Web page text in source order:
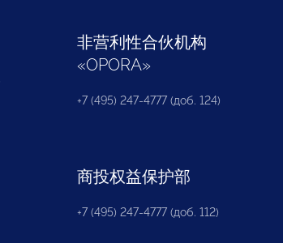
非营利性合伙机构
«OPORA»
+7 (495) 247-4777 (доб. 124)
商投权益保护部
+7 (495) 247-4777 (доб. 112)